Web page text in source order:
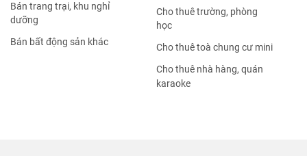
Bán trang trại, khu nghỉ
dưỡng
Bán bất động sản khác
Cho thuê trường, phòng
học
Cho thuê toà chung cư mini
Cho thuê nhà hàng, quán
karaoke